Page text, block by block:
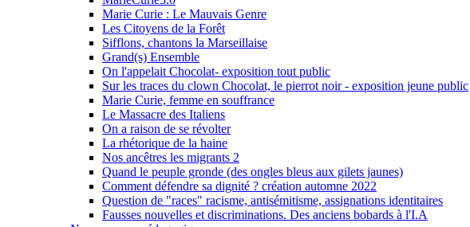
Marie Curie : Le Mauvais Genre
Les Citoyens de la Forêt
Sifflons, chantons la Marseillaise
Grand(s) Ensemble
On l'appelait Chocolat- exposition tout public
Sur les traces du clown Chocolat, le pierrot noir - exposition jeune public
Marie Curie, femme en souffrance
Le Massacre des Italiens
On a raison de se révolter
La rhétorique de la haine
Nos ancêtres les migrants 2
Quand le peuple gronde (des ongles bleus aux gilets jaunes)
Comment défendre sa dignité ? création automne 2022
Question de "races" racisme, antisémitisme, assignations identitaires
Fausses nouvelles et discriminations. Des anciens bobards à l'I.A